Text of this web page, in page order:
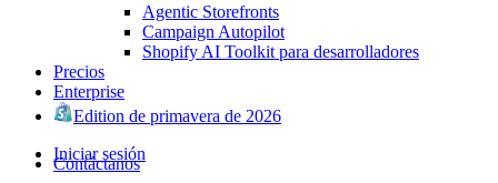
Agentic Storefronts
Campaign Autopilot
Shopify AI Toolkit para desarrolladores
Precios
Enterprise
Edition de primavera de 2026
Iniciar sesión
Contáctanos